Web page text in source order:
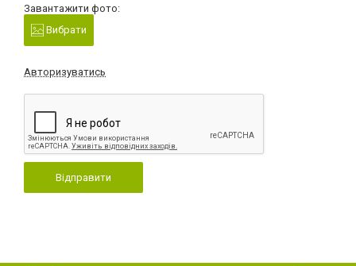
Завантажити фото:
Вибрати
Авторизуватись
Відправити